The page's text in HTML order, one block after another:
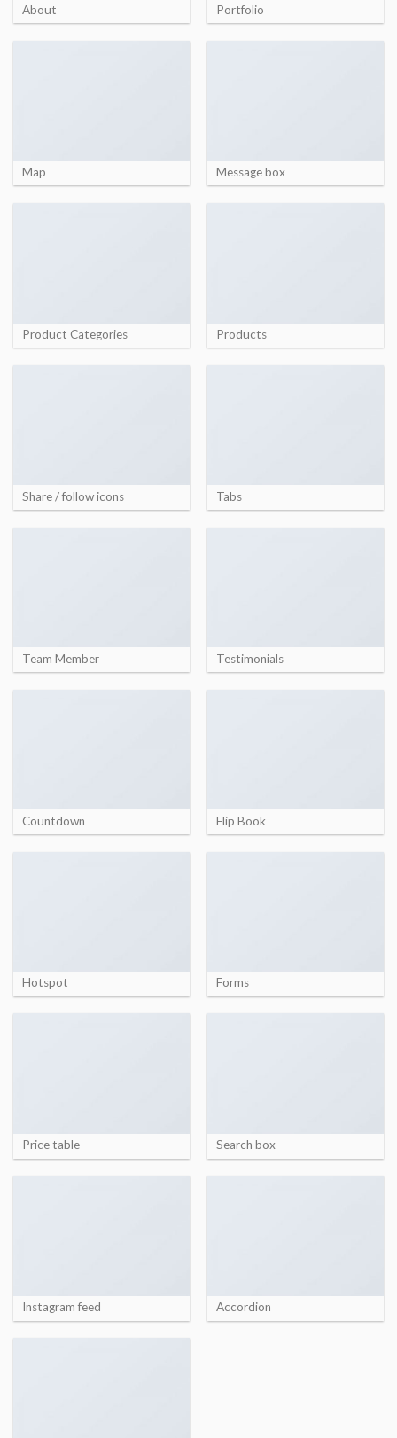
About Portfolio
Map Message box
Product Categories Products
Share / follow icons Tabs
Team Member Testimonials
Countdown Flip Book
Hotspot Forms
Price table Search box
Instagram feed Accordion